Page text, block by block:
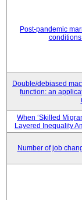
Post-pandemic
Double/debiased
function: an
When ‘Skilled
Layered Inequality
Number of job